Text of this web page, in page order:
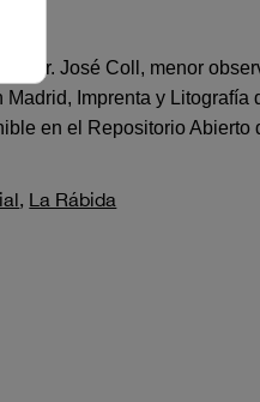
P. Fr. José Coll, menor
Imprenta y Litografía
en el Repositorio Abierto
, La Rábida